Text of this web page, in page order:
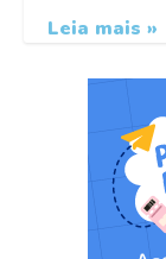
Leia mais »